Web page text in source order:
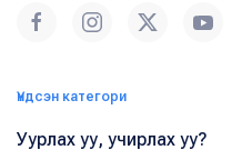
Үндсэн категори
Уурлах уу, учирлах уу?